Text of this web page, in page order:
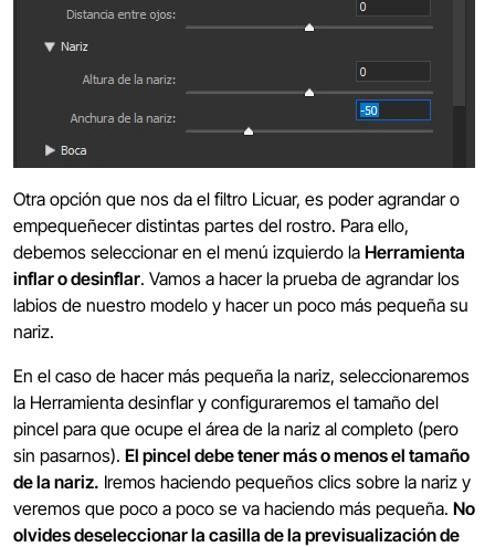
Otra opción que nos da el filtro Licuar, es poder agrandar o
empequeñecer distintas partes del rostro. Para ello,
debemos seleccionar en el menú izquierdo la Herramienta
inflar o desinflar. Vamos a hacer la prueba de agrandar los
labios de nuestro modelo y hacer un poco más pequeña su
nariz.
En el caso de hacer más pequeña la nariz, seleccionaremos
la Herramienta desinflar y configuraremos el tamaño del
pincel para que ocupe el área de la nariz al completo (pero
sin pasarnos). El pincel debe tener más o menos el tamaño
de la nariz. Iremos haciendo pequeños clics sobre la nariz y
veremos que poco a poco se va haciendo más pequeña. No
olvides deseleccionar la casilla de la previsualización de